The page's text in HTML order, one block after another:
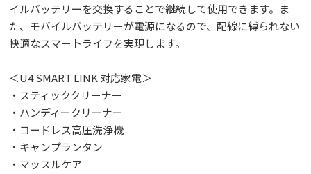
イルバッテリーを交換することで継続して使用できます。ま
た、モバイルバッテリーが電源になるので、配線に縛られない
快適なスマートライフを実現します。
＜U4 SMART LINK 対応家電＞
・スティッククリーナー
・ハンディークリーナー
・コードレス高圧洗浄機
・キャンプランタン
・マッスルケア